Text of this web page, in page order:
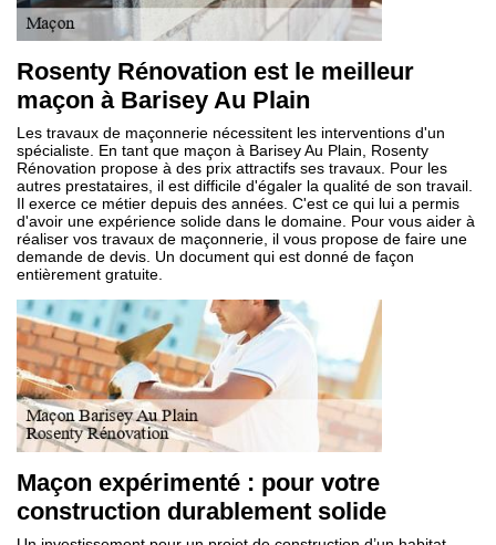
Rosenty Rénovation est le meilleur
maçon à Barisey Au Plain
Les travaux de maçonnerie nécessitent les interventions d'un
spécialiste. En tant que maçon à Barisey Au Plain, Rosenty
Rénovation propose à des prix attractifs ses travaux. Pour les
autres prestataires, il est difficile d'égaler la qualité de son travail.
Il exerce ce métier depuis des années. C'est ce qui lui a permis
d'avoir une expérience solide dans le domaine. Pour vous aider à
réaliser vos travaux de maçonnerie, il vous propose de faire une
demande de devis. Un document qui est donné de façon
entièrement gratuite.
Maçon expérimenté : pour votre
construction durablement solide